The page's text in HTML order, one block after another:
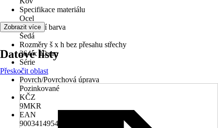
Specifikace materiálu
Ocel
Základní barva
Šedá
Rozměry š x h bez přesahu střechy
364 x 10 cm
Série
-
Povrch/Povrchová úprava
Pozinkované
KČZ
9MKR
EAN
9003414954656
Zobrazit více
Datové listy
Přeskočit oblast